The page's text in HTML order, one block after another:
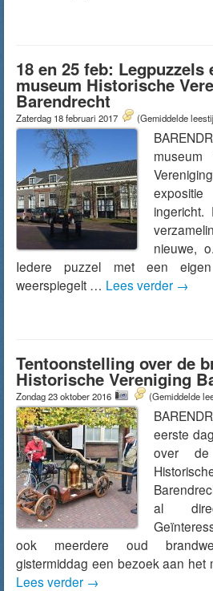
18 en 25 feb:
museum Historische
Barendrecht
Zaterdag 18 februari 2017 (Gemiddelde
nieuwe,
Iedere puzzel met een
weerspiegelt … Lees verder →
Tentoonstelling over de
Historische Vereniging
Zondag 23 oktober 2016 (Gemiddelde
eerste
over
al
ook meerdere oud
gistermiddag een bezoek aan
Lees verder →